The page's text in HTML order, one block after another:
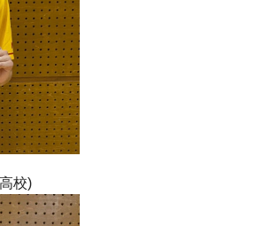
校)